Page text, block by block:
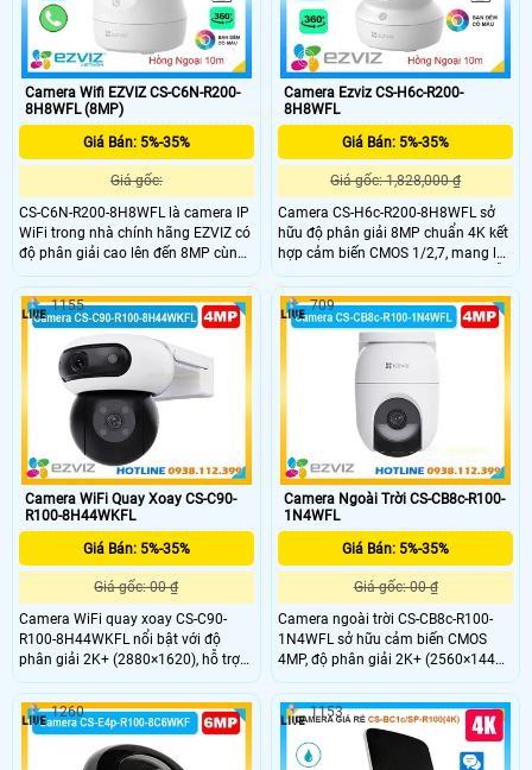
đàm thoại hai chiều cùng khe cắm
thẻ nhớ lên đến 512GB.
báo động thông minh phù hợp cho
giám sát an ninh 24/7.
Camera Wifi EZVIZ CS-C6N-R200-
8H8WFL (8MP)
Giá Bán: 5%-35%
Giá gốc:
CS-C6N-R200-8H8WFL là camera IP
WiFi trong nhà chính hãng EZVIZ có
độ phân giải cao lên đến 8MP cùng
khả năng quay quét linh hoạt và nút
gọi điện tiện lợi. Camera hỗ trợ hồng
ngoại 10m, đèn trợ sáng, phát hiện
người và phân biệt hình dạng vật
nuôi chính xác. Camera tích hợp
micro, loa đàm thoại hai chiều và
khe cắm thẻ nhớ lên đến 512GB,
mang đến giải pháp an ninh toàn
diện cho gia đình.
Camera Ezviz CS-H6c-R200-
8H8WFL
Giá Bán: 5%-35%
Giá gốc: 1,828,000 ₫
Camera CS-H6c-R200-8H8WFL sở
hữu độ phân giải 8MP chuẩn 4K kết
hợp cảm biến CMOS 1/2,7, mang lại
hình ảnh sắc nét, chi tiết cả ngày lẫn
đêm. Góc nhìn rộng với ống kính
4mm @ F1.6, bao phủ 87° ngang,
53° dọc, phù hợp giám sát không
gian lớn, hạn chế điểm mù hiệu quả.
Camera WiFi Quay Xoay CS-C90-
R100-8H44WKFL
Giá Bán: 5%-35%
Giá gốc: 00 ₫
Camera WiFi quay xoay CS-C90-
R100-8H44WKFL nổi bật với độ
phân giải 2K+ (2880×1620), hỗ trợ
tầm nhìn ban đêm IR đến 30m và
ban đêm màu đến 40m. Ống kính
kép 2,8mm và 6mm xoay ngang tới
324° kết hợp phát hiện người và xe
bằng AI lưu trữ thẻ microSD tối đa
1155
Camera Ngoài Trời CS-CB8c-R100-
1N4WFL
Giá Bán: 5%-35%
Giá gốc: 00 ₫
Camera ngoài trời CS-CB8c-R100-
1N4WFL sở hữu cảm biến CMOS
4MP, độ phân giải 2K+ (2560×1440)
cho hình ảnh sắc nét. Góc quay
ngang 340°, nghiêng 80°, tầm nhìn
ban đêm 15m, ống kính 4mm F1.6.
Hỗ trợ phát hiện người phương tiện
bằng AI, lưu trữ microSD 512GB
709
1260 1153